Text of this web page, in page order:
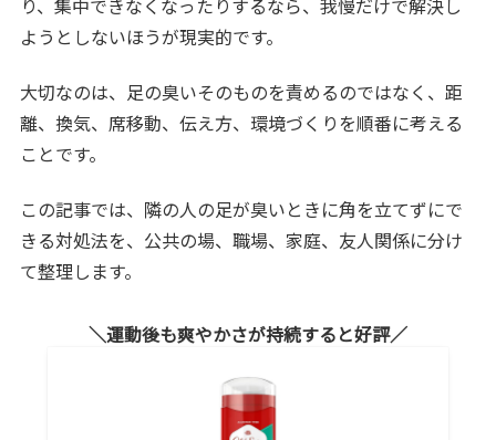
ようとしないほうが現実的です。
大切なのは、足の臭いそのものを責めるのではなく、距
離、換気、席移動、伝え方、環境づくりを順番に考える
ことです。
この記事では、隣の人の足が臭いときに角を立てずにで
きる対処法を、公共の場、職場、家庭、友人関係に分け
て整理します。
運動後も爽やかさが持続すると好評